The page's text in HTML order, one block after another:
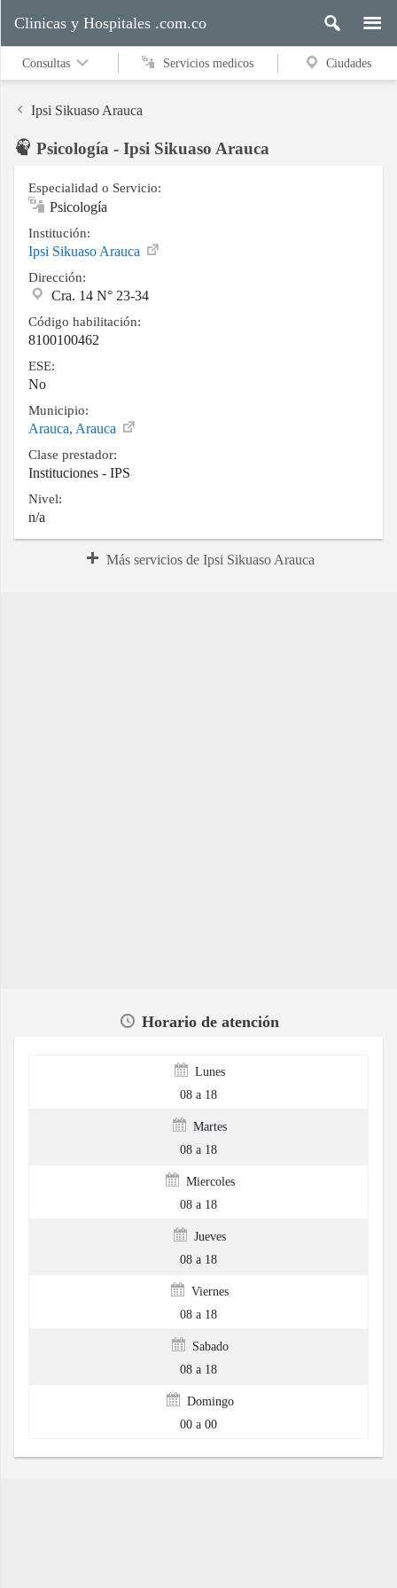
medicos
Ciudades
Buscar
Contacto
Clinicas y Hospitales .com.co
Consultas Servicios medicos Ciudades
Ipsi Sikuaso Arauca
Psicología - Ipsi Sikuaso Arauca
Especialidad o Servicio:
Psicología
Institución:
Ipsi Sikuaso Arauca
Dirección:
Cra. 14 N° 23-34
Código habilitación:
8100100462
ESE:
No
Municipio:
Arauca, Arauca
Clase prestador:
Instituciones - IPS
Nivel:
n/a
Más servicios de Ipsi Sikuaso Arauca
Horario de atención
Lunes
08 a 18
Martes
08 a 18
Miercoles
08 a 18
Jueves
08 a 18
Viernes
08 a 18
Sabado
08 a 18
Domingo
00 a 00